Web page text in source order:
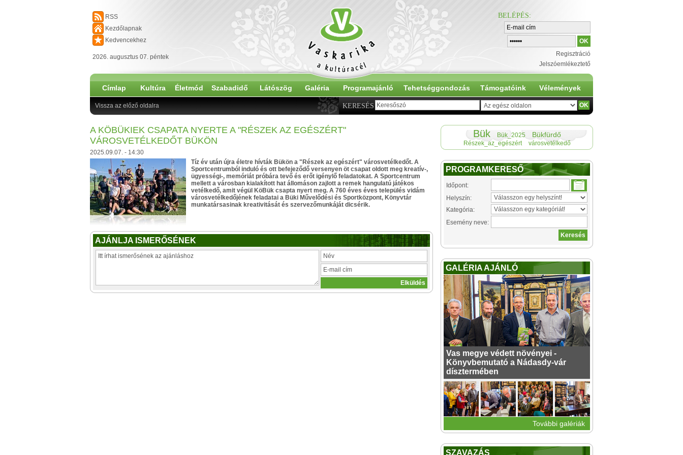
RSS
Kezdőlapnak
Kedvencekhez
2026. augusztus 07. péntek
BELÉPÉS:
Regisztráció
Jelszóemlékeztető
Címlap Kultúra Életmód Szabadidő Látószög Galéria Programajánló Tehetséggondozás Támogatóink Vélemények
KERESÉS
Vissza az előző oldalra
A KÖBÜKIEK CSAPATA NYERTE A "RÉSZEK AZ EGÉSZÉRT"
VÁROSVETÉLKEDŐT BÜKÖN
2025.09.07. - 14:30
Tíz év után újra életre hívták Bükön a "Részek az egészért" városvetélkedőt. A
Sportcentrumból induló és ott befejeződő versenyen öt csapat oldott meg kreatív-,
ügyességi-, memóriát próbára tevő és erőt igénylő feladatokat. A Sportcentrum
mellett a városban kialakított hat állomáson zajlott a remek hangulatú játékos
vetélkedő, amit végül KöBük csapta nyert meg. A 760 éves éves település vidám
városvetélkedőjének feladatai a Büki Művelődési és Sportközpont, Könyvtár
munkatársasinak kreativitását és szervezőmunkáját dicsérik.
AJÁNLJA ISMERŐSÉNEK
Bük Bük_2025 Bükfürdő
Részek_az_egészért városvetélkedő
PROGRAMKERESŐ
Időpont:
Helyszín:
Kategória:
Esemény neve:
GALÉRIA AJÁNLÓ
Vas megye védett növényei -
Könyvbemutató a Nádasdy-vár
dísztermében
További galériák
SZAVAZÁS